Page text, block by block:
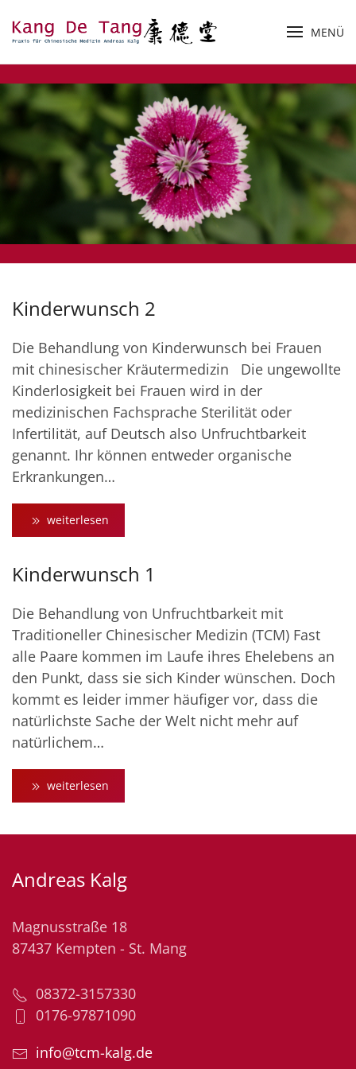
Zum Hauptinhalt springen
MENÜ
Kinderwunsch 2
Die Behandlung von Kinderwunsch bei Frauen
mit chinesischer Kräutermedizin Die ungewollte
Kinderlosigkeit bei Frauen wird in der
medizinischen Fachsprache Sterilität oder
Infertilität, auf Deutsch also Unfruchtbarkeit
genannt. Ihr können entweder organische
Erkrankungen…
weiterlesen
Kinderwunsch 1
Die Behandlung von Unfruchtbarkeit mit
Traditioneller Chinesischer Medizin (TCM) Fast
alle Paare kommen im Laufe ihres Ehelebens an
den Punkt, dass sie sich Kinder wünschen. Doch
kommt es leider immer häufiger vor, dass die
natürlichste Sache der Welt nicht mehr auf
natürlichem…
weiterlesen
Andreas Kalg
Magnusstraße 18
87437 Kempten - St. Mang
08372-3157330
0176-97871090
info@tcm-kalg.de